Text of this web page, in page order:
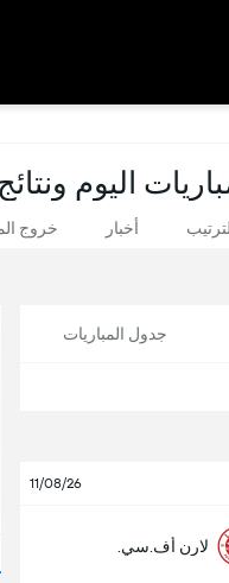
اليوم
أخبار خروج
جدول المباريات
11/08/26
لارن أف.سي.